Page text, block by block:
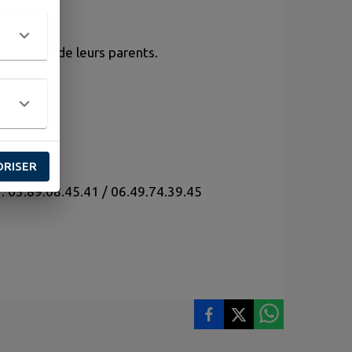
de leurs parents.
03.89.08.45.41 / 06.49.74.39.45